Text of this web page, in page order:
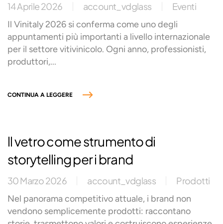
14 Aprile 2026 account_vdglass Eventi
Il Vinitaly 2026 si conferma come uno degli
appuntamenti più importanti a livello internazionale
per il settore vitivinicolo. Ogni anno, professionisti,
produttori,...
CONTINUA A LEGGERE
ll vetro come strumento di
storytelling per i brand
30 Marzo 2026 account_vdglass Prodotti
Nel panorama competitivo attuale, i brand non
vendono semplicemente prodotti: raccontano